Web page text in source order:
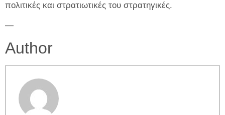
πολιτικές και στρατιωτικές του στρατηγικές.
—
Author